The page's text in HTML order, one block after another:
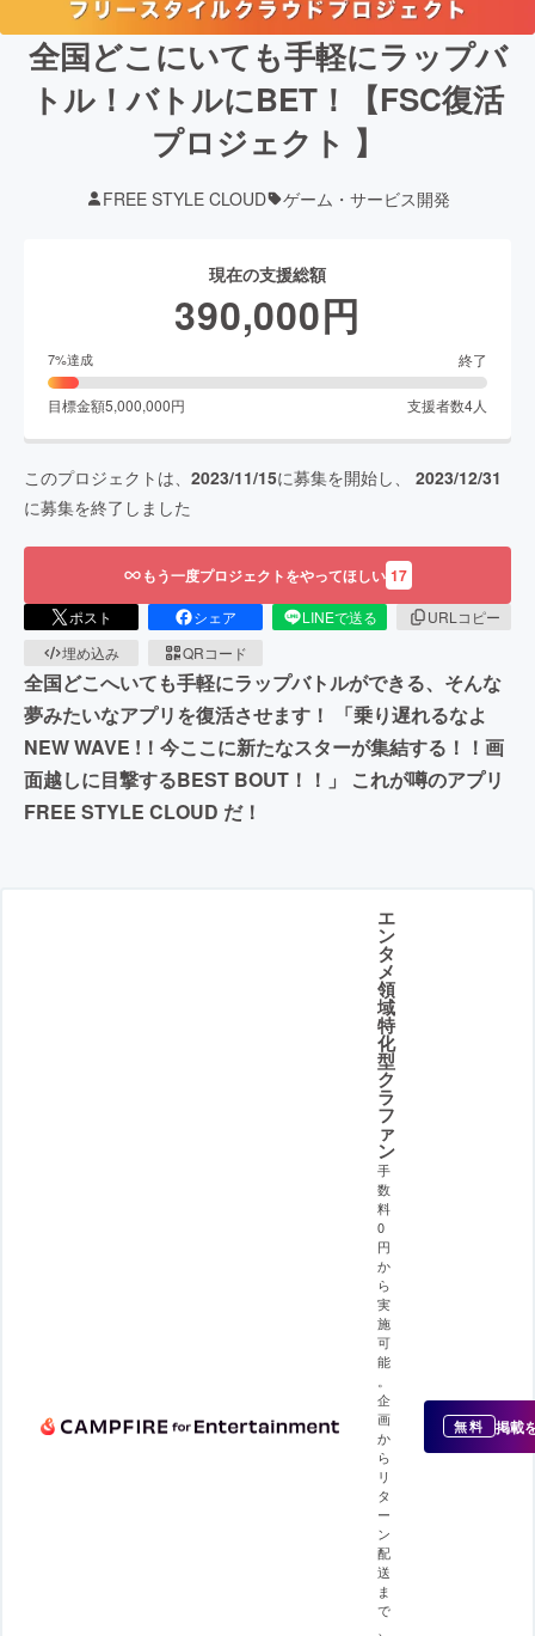
全国どこにいても手軽にラップバ
トル！バトルにBET！【FSC復活
プロジェクト 】
FREE STYLE CLOUD ゲーム・サービス開発
現在の支援総額
390,000円
7%達成 終了
目標金額5,000,000円 支援者数4人
このプロジェクトは、 2023/11/15に募集を開始し、 2023/12/31
に募集を終了しました
もう一度プロジェクトをやってほしい 17
ポスト シェア LINEで送る
URLコピー
埋め込み
QRコード
全国どこへいても手軽にラップバトルができる、そんな
夢みたいなアプリを復活させます！ 「乗り遅れるなよ
NEW WAVE !！今ここに新たなスターが集結する！！画
面越しに目撃するBEST BOUT！！」 これが噂のアプリ
FREE STYLE CLOUD だ！
エ
ン
タ
メ
領
域
特
化
型
ク
ラ
フ
ァ
ン
手
数
料
0
円
か
ら
実
施
可
能
企
画
か
ら
リ
タ
ー
ン
配
送
ま
で
無料 掲載